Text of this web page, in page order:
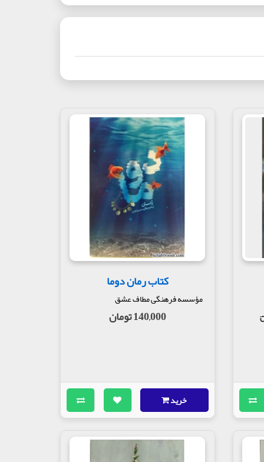
کتاب رمان دوما
مؤسسه فرهنگی مطاف عشق
140,000 تومان
خرید